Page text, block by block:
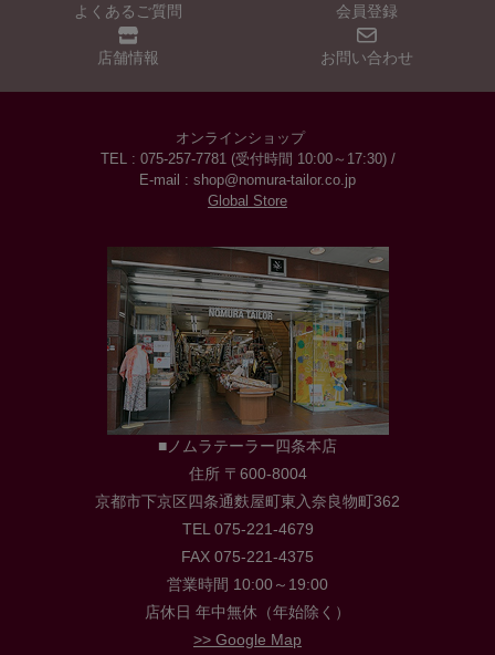
よくあるご質問 会員登録
店舗情報 お問い合わせ
オンラインショップ
TEL : 075-257-7781 (受付時間 10:00～17:30) /
E-mail : shop@nomura-tailor.co.jp
Global Store
■ノムラテーラー四条本店
住所 〒600-8004
京都市下京区四条通麩屋町東入奈良物町362
TEL 075-221-4679
FAX 075-221-4375
営業時間 10:00～19:00
店休日 年中無休（年始除く）
>> Google Map